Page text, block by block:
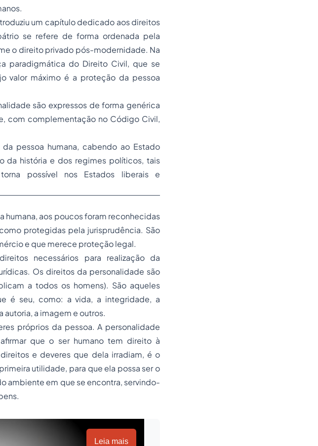
um capítulo dedicado aos direitos
se refere de forma ordenada pela
o direito privado pós-modernidade. Na
paradigmática do Direito Civil, que se
valor máximo é a proteção da pessoa
são expressos de forma genérica
com complementação no Código Civil,
pessoa humana, cabendo ao Estado
da história e dos regimes políticos, tais
possível nos Estados liberais e
humana, aos poucos foram reconhecidas
protegidas pela jurisprudência. São
e que merece proteção legal.
necessários para realização da
Os direitos da personalidade são
a todos os homens). São aqueles
é seu, como: a vida, a integridade, a
a imagem e outros.
próprios da pessoa. A personalidade
que o ser humano tem direito à
e deveres que dela irradiam, é o
utilidade, para que ela possa ser o
ambiente em que se encontra, servindo-
Leia mais